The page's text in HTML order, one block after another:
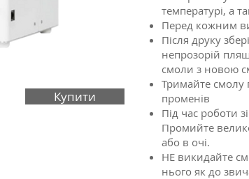
Купити
температурі, а
Перед кожним
Після друку
непрозорій
смоли з новою
Тримайте смолу
променів
Під час роботи
Промийте
або в очі.
НЕ викидайте
нього як до